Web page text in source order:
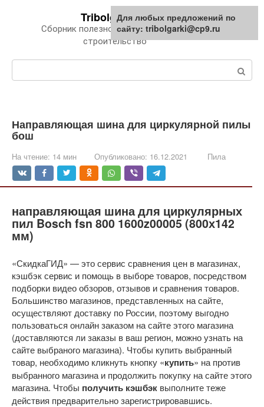
Tribolgarki.ru
Сборник полезной информации про
строительство
Направляющая шина для циркулярной пилы
бош
На чтение: 14 мин Опубликовано: 16.12.2021 Пила
направляющая шина для циркулярных
пил Bosch fsn 800 1600z00005 (800х142
мм)
«СкидкаГИД» — это сервис сравнения цен в магазинах,
кэшбэк сервис и помощь в выборе товаров, посредством
подборки видео обзоров, отзывов и сравнения товаров.
Большинство магазинов, представленных на сайте,
осуществляют доставку по России, поэтому выгодно
пользоваться онлайн заказом на сайте этого магазина
(доставляются ли заказы в ваш регион, можно узнать на
сайте выбраного магазина). Чтобы купить выбранный
товар, необходимо кликнуть кнопку «купить» на против
выбранного магазина и продолжить покупку на сайте этого
магазина. Чтобы получить кэшбэк выполните теже
действия предварительно зарегистрировавшись.
Для любых предложений по
сайту: tribolgarki@cp9.ru